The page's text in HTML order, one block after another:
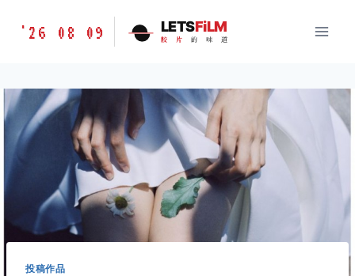
胶
味
LETSFILM
'26 08 09 LETSFiLM
胶 片 的 味 道
投稿作品